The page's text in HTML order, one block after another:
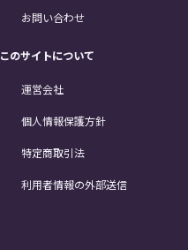
お問い合わせ
このサイトについて
運営会社
個人情報保護方針
特定商取引法
利用者情報の外部送信